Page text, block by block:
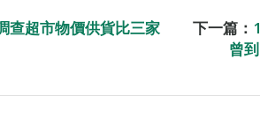
查超市物價供貨比三家 下一篇：
曾